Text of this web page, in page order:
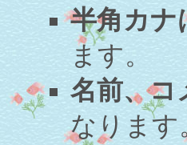
半角カナ
ます。
名前、コ
なります